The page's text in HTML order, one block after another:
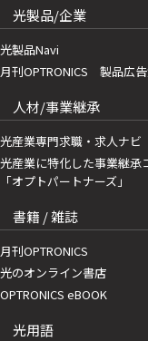
光製品/企業
光製品Navi
月刊OPTRONICS 製品広
人材/事業継承
光産業専門求職・求人ナビ
光産業に特化した事業継承
「オプトパートナーズ」
書籍 / 雑誌
月刊OPTRONICS
光のオンライン書店
OPTRONICS eBOOK
光用語